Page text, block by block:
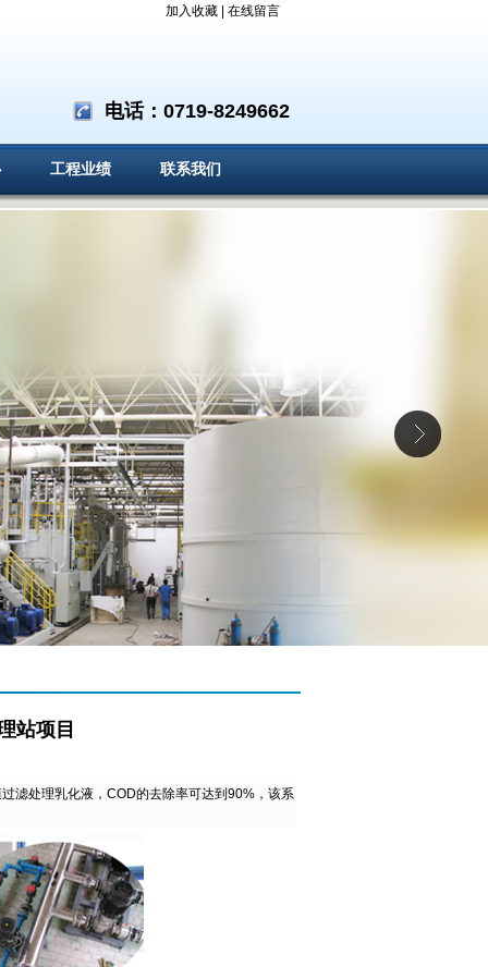
加入收藏| 在线留言
电话：0719-8249662
工程业绩 联系我们
站项目
滤处理乳化液，COD的去除率可达到90%，该系